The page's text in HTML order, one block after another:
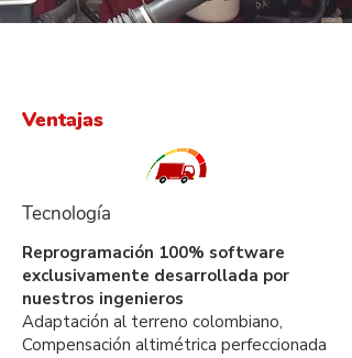
Ventajas
Tecnología
Reprogramación 100% software
exclusivamente desarrollada por
nuestros ingenieros
Adaptación al terreno colombiano,
Compensación altimétrica perfeccionada